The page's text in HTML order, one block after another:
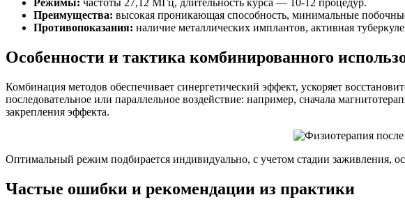
Режимы: частоты 27,12 МГц, длительность курса — 10-12 процедур.
Преимущества: высокая проникающая способность, минимальные
Противопоказания: наличие металлических имплантов, активная
Особенности и тактика комбинированного
Комбинация методов обеспечивает синергетический эффект, ускоряет
последовательное или параллельное воздействие: например, сначала
закрепления эффекта.
Оптимальный режим подбирается индивидуально, с учетом стадии заживления,
Частые ошибки и рекомендации из практики